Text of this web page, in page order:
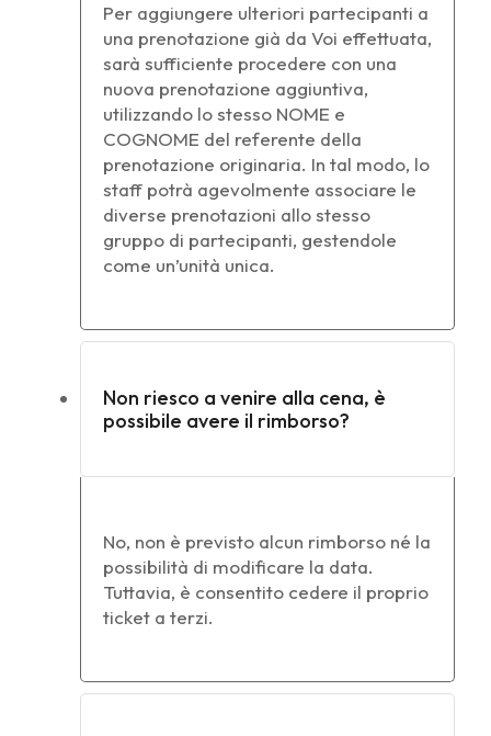
Per aggiungere ulteriori partecipanti a
una prenotazione già da Voi effettuata,
sarà sufficiente procedere con una
nuova prenotazione aggiuntiva,
utilizzando lo stesso NOME e
COGNOME del referente della
prenotazione originaria. In tal modo, lo
staff potrà agevolmente associare le
diverse prenotazioni allo stesso
gruppo di partecipanti, gestendole
come un’unità unica.
Non riesco a venire alla cena, è
possibile avere il rimborso?
No, non è previsto alcun rimborso né la
possibilità di modificare la data.
Tuttavia, è consentito cedere il proprio
ticket a terzi.